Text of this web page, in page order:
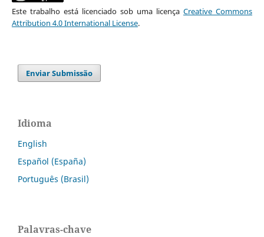
Este trabalho está licenciado sob uma licençaCreative Commons
Attribution 4.0 International License.
Enviar Submissão
Idioma
English
Español (España)
Português (Brasil)
Palavras-chave